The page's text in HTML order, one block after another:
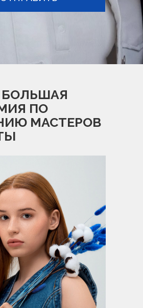
ПО
МАСТЕРОВ